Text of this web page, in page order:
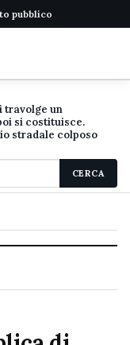
pubblico
travolge un
si costituisce.
stradale colposo
CERCA